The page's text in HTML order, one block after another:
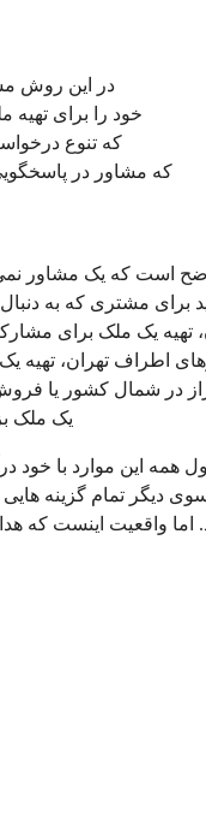
در این روش
خود را برای
که تنوع
که مشاور در
است که یک مشاور
برای مشتری که به
تهیه یک ملک برای
اطراف تهران، تهیه
در شمال کشور یا
یک ملک
همه این موارد با خود
سوی دیگر تمام گزینه
واقعیت اینست که